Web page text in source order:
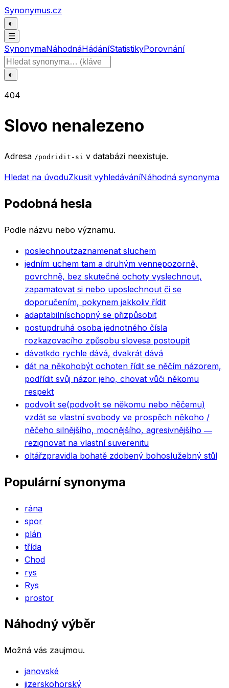
Přeskočit na obsah
Synonymus.cz
◐
☰
SynonymaNáhodnáHádáníStatistikyPorovnání
Hledat slovo
◐
404
Slovo nenalezeno
Adresa /podridit-si v databázi neexistuje.
Hledat na úvoduZkusit vyhledáváníNáhodná synonyma
Podobná hesla
Podle názvu nebo významu.
poslechnoutzaznamenat sluchem
jedním uchem tam a druhým vennepozorně,
povrchně, bez skutečné ochoty vyslechnout,
zapamatovat si nebo uposlechnout či se
doporučením, pokynem jakkoliv řídit
adaptabilníschopný se přizpůsobit
postupdruhá osoba jednotného čísla
rozkazovacího způsobu slovesa postoupit
dávatkdo rychle dává, dvakrát dává
dát na někohobýt ochoten řídit se něčím názorem,
podřídit svůj názor jeho, chovat vůči někomu
respekt
podvolit se(podvolit se někomu nebo něčemu)
vzdát se vlastní svobody ve prospěch někoho /
něčeho silnějšího, mocnějšího, agresivnějšího ―
rezignovat na vlastní suverenitu
oltářzpravidla bohatě zdobený bohoslužebný stůl
Populární synonyma
rána
spor
plán
třída
Chod
rys
Rys
prostor
Náhodný výběr
Možná vás zaujmou.
janovské
jizerskohorský